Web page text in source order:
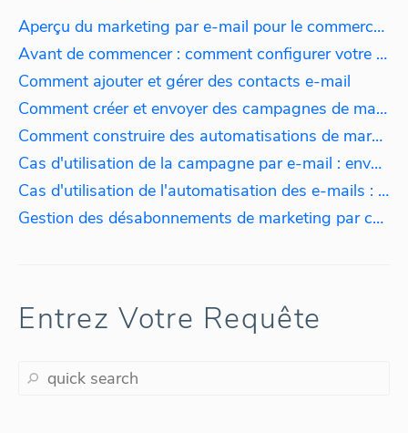
Aperçu du marketing par e-mail pour le commerce électronique
Avant de commencer : comment configurer votre serveur de messagerie
Comment ajouter et gérer des contacts e-mail
Comment créer et envoyer des campagnes de marketing par e-mail
Comment construire des automatisations de marketing par e-mail
Cas d'utilisation de la campagne par e-mail : envoi d'une remise aux clients ayant dépensé plus de 100 $
Cas d'utilisation de l'automatisation des e-mails : intégration de nouveaux clients
Gestion des désabonnements de marketing par courrier électronique
Entrez Votre Requête